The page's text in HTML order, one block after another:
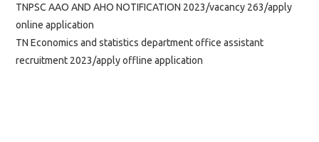
TNPSC AAO AND AHO NOTIFICATION 2023/vacancy 263/apply
online application
TN Economics and statistics department office assistant
recruitment 2023/apply offline application